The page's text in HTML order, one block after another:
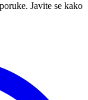
Javite se kako